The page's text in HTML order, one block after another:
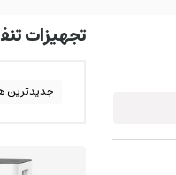
تجهیزات
جدیدترین